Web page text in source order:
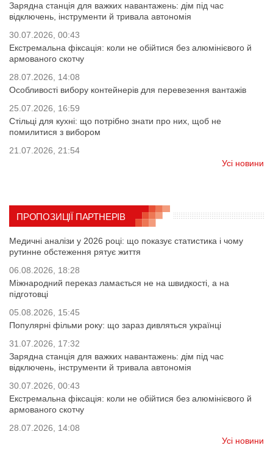
Зарядна станція для важких навантажень: дім під час
відключень, інструменти й тривала автономія
30.07.2026, 00:43
Екстремальна фіксація: коли не обійтися без алюмінієвого й
армованого скотчу
28.07.2026, 14:08
Особливості вибору контейнерів для перевезення вантажів
25.07.2026, 16:59
Стільці для кухні: що потрібно знати про них, щоб не
помилитися з вибором
21.07.2026, 21:54
Усі новини
ПРОПОЗИЦІЇ ПАРТНЕРІВ
Медичні аналізи у 2026 році: що показує статистика і чому
рутинне обстеження рятує життя
06.08.2026, 18:28
Міжнародний переказ ламається не на швидкості, а на
підготовці
05.08.2026, 15:45
Популярні фільми року: що зараз дивляться українці
31.07.2026, 17:32
Зарядна станція для важких навантажень: дім під час
відключень, інструменти й тривала автономія
30.07.2026, 00:43
Екстремальна фіксація: коли не обійтися без алюмінієвого й
армованого скотчу
28.07.2026, 14:08
Усі новини